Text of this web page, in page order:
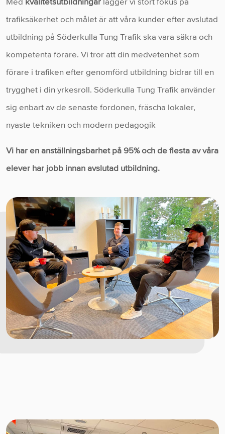
trafiksäkerhet och målet är att våra kunder efter avslutad
utbildning på Söderkulla Tung Trafik ska vara säkra och
kompetenta förare. Vi tror att din medvetenhet som
förare i trafiken efter genomförd utbildning bidrar till en
trygghet i din yrkesroll. Söderkulla Tung Trafik använder
sig enbart av de senaste fordonen, fräscha lokaler,
nyaste tekniken och modern pedagogik
Vi har en anställningsbarhet på 95% och de flesta av våra
elever har jobb innan avslutad utbildning.